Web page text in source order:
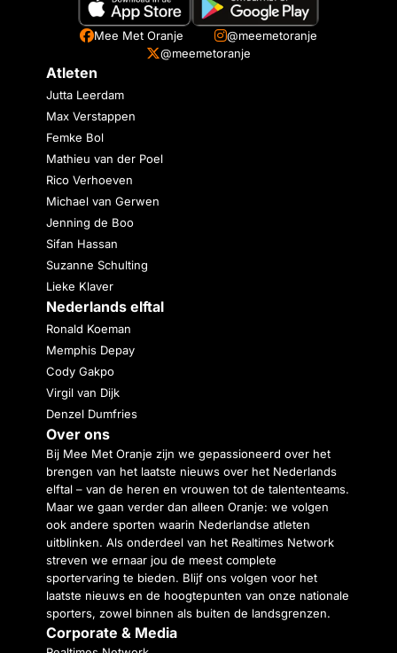
Mee Met Oranje
@meemetoranje
@meemetoranje
Atleten
Jutta Leerdam
Max Verstappen
Femke Bol
Mathieu van der Poel
Rico Verhoeven
Michael van Gerwen
Jenning de Boo
Sifan Hassan
Suzanne Schulting
Lieke Klaver
Nederlands elftal
Ronald Koeman
Memphis Depay
Cody Gakpo
Virgil van Dijk
Denzel Dumfries
Over ons
Bij Mee Met Oranje zijn we gepassioneerd over het
brengen van het laatste nieuws over het Nederlands
elftal – van de heren en vrouwen tot de talententeams.
Maar we gaan verder dan alleen Oranje: we volgen
ook andere sporten waarin Nederlandse atleten
uitblinken. Als onderdeel van het Realtimes Network
streven we ernaar jou de meest complete
sportervaring te bieden. Blijf ons volgen voor het
laatste nieuws en de hoogtepunten van onze nationale
sporters, zowel binnen als buiten de landsgrenzen.
Corporate & Media